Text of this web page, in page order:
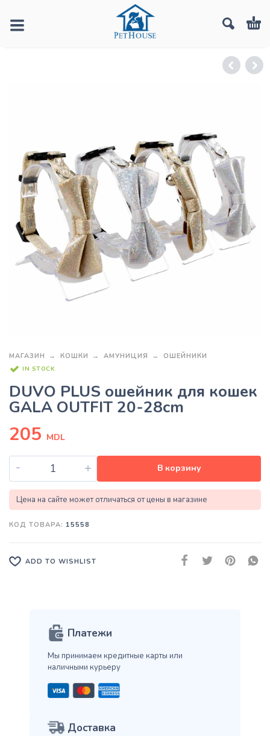
МАГАЗИН КОШКИ АМУНИЦИЯ ОШЕЙНИКИ
IN STOCK
DUVO PLUS ошейник для кошек
GALA OUTFIT 20-28cm
205 MDL
- + В корзину
Цена на сайте может отличаться от цены в магазине
КОД ТОВАРА: 15558
ADD TO WISHLIST
Платежи
Мы принимаем кредитные карты или
наличными курьеру
Доставка